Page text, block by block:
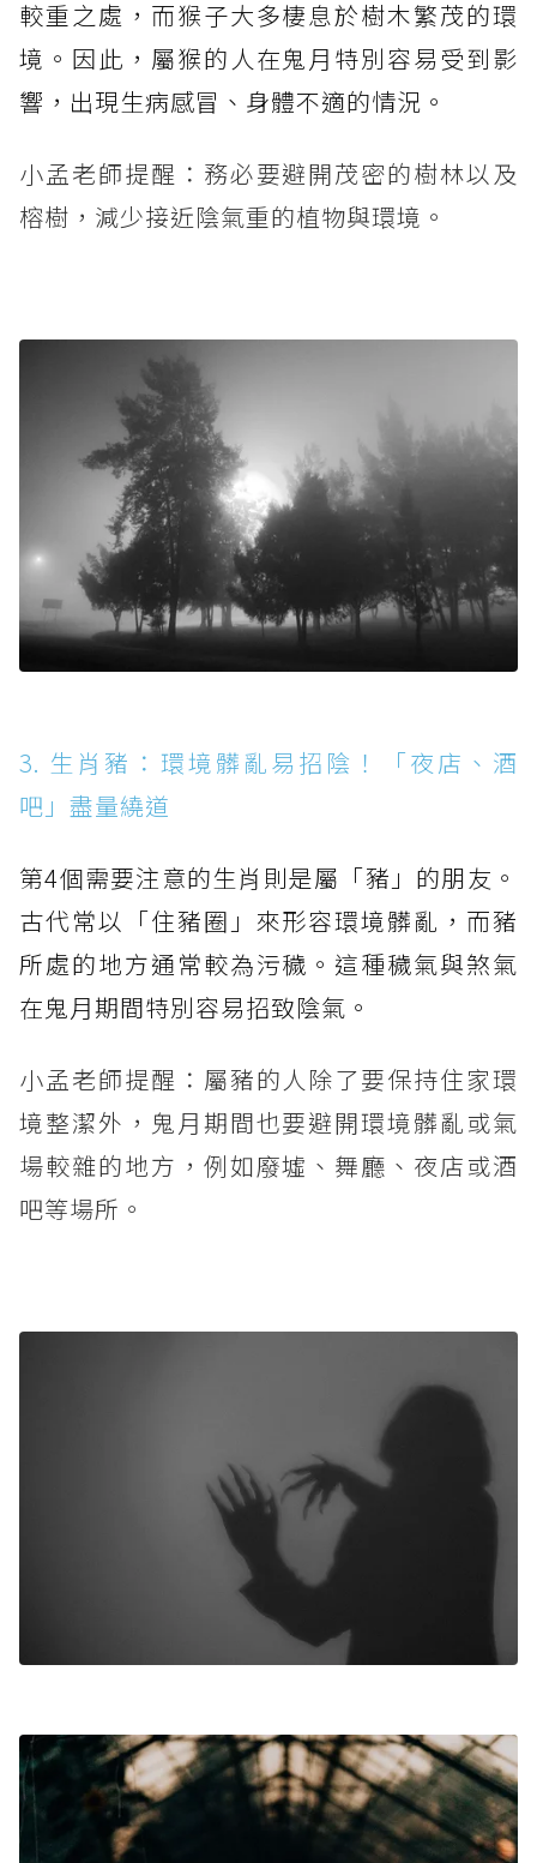
較重之處，而猴子大多棲息於樹木繁茂的環
境。因此，屬猴的人在鬼月特別容易受到影
響，出現生病感冒、身體不適的情況。
小孟老師提醒：務必要避開茂密的樹林以及
榕樹，減少接近陰氣重的植物與環境。
3. 生肖豬：環境髒亂易招陰！「夜店、酒
吧」盡量繞道
第4個需要注意的生肖則是屬「豬」的朋友。
古代常以「住豬圈」來形容環境髒亂，而豬
所處的地方通常較為污穢。這種穢氣與煞氣
在鬼月期間特別容易招致陰氣。
小孟老師提醒：屬豬的人除了要保持住家環
境整潔外，鬼月期間也要避開環境髒亂或氣
場較雜的地方，例如廢墟、舞廳、夜店或酒
吧等場所。